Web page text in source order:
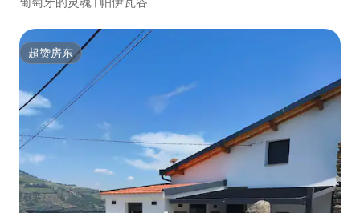
超赞房东
超赞房东